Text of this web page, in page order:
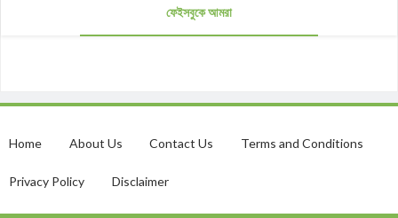
ফেইসবুকে আমরা
Home About Us Contact Us Terms and Conditions
Privacy Policy Disclaimer